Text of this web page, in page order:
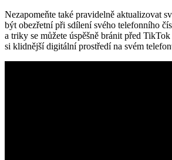
Nezapomeňte také pravidelně aktualizovat
být obezřetní při sdílení svého telefonního
a triky se můžete úspěšně bránit před
si klidnější digitální prostředí na svém